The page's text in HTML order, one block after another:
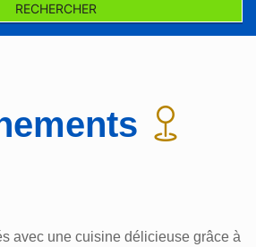
RECHERCHER
avec une cuisine délicieuse grâce à